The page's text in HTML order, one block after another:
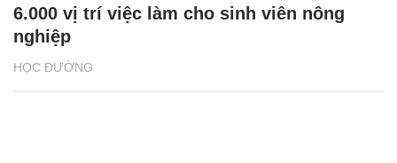
HỌC ĐƯỜNG
6.000 vị trí việc làm cho sinh viên nông
nghiệp